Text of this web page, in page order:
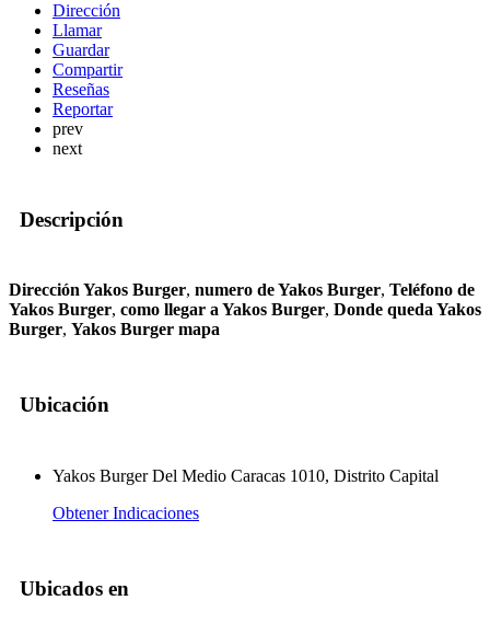
Dirección
Llamar
Guardar
Compartir
Reseñas
Reportar
prev
next
Descripción
Dirección Yakos Burger, numero de Yakos Burger, Teléfono de
Yakos Burger, como llegar a Yakos Burger, Donde queda Yakos
Burger, Yakos Burger mapa
Ubicación
Yakos Burger Del Medio Caracas 1010, Distrito Capital
Obtener Indicaciones
Ubicados en